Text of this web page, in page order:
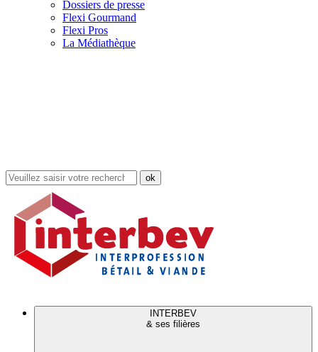
Dossiers de presse
Flexi Gourmand
Flexi Pros
La Médiathèque
Rechercher
dans
site
INTERBEV
& ses filières